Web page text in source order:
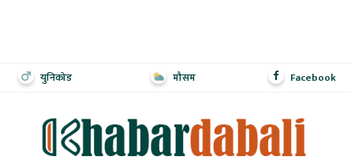
युनिकोड मौसम Facebook